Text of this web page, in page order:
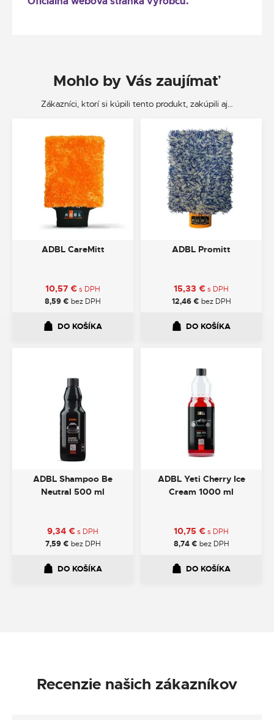
Mohlo by Vás zaujímať
Zákazníci, ktorí si kúpili tento produkt, zakúpili aj…
ADBL CareMitt
10,57 €s DPH
8,59€ bez DPH
DO KOŠÍKA
ADBL Promitt
15,33 €s DPH
12,46€ bez DPH
DO KOŠÍKA
ADBL Shampoo Be
Neutral 500 ml
9,34 €s DPH
7,59€ bez DPH
DO KOŠÍKA
ADBL Yeti Cherry Ice
Cream 1000 ml
10,75 €s DPH
8,74€ bez DPH
DO KOŠÍKA
Recenzie našich zákazníkov